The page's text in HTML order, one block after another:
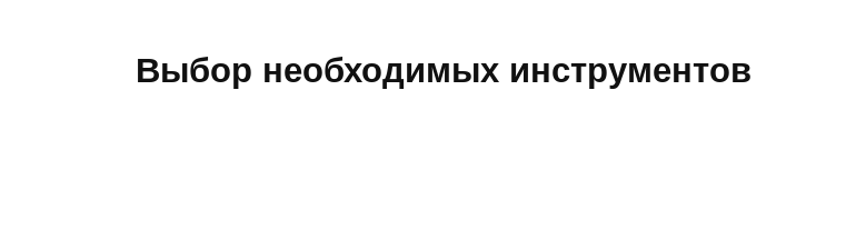
Выбор необходимых инструментов